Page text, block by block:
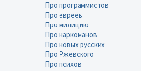
Про программистов
Про евреев
Про милицию
Про наркоманов
Про новых русских
Про Ржевского
Про психов